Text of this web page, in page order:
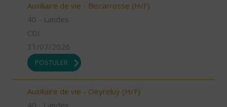
Auxiliaire de vie - Biscarrosse (H/F)
40 - Landes
CDI
31/07/2026
POSTULER
Auxiliaire de vie - Oeyreluy (H/F)
40 - Landes